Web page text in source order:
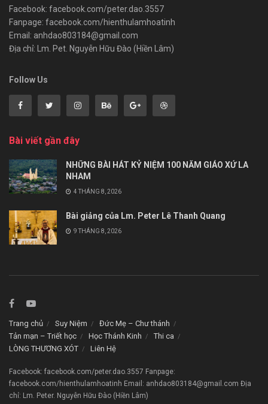
Facebook: facebook.com/peter.dao.3557
Fanpage: facebook.com/hienthulamhoatinh
Email: anhdao803184@gmail.com
Địa chỉ: Lm. Pet. Nguyễn Hữu Đào (Hiền Lâm)
Follow Us
Bài viết gần đây
NHỮNG BÀI HÁT KỶ NIỆM 100 NĂM GIÁO XỨ LA
NHAM
4 THÁNG 8, 2026
Bài giảng của Lm. Peter Lê Thanh Quang
9 THÁNG 8, 2026
Trang chủ Suy Niệm
Đức Mẹ – Chư thánh
Tản mạn – Triết học
Học Thánh Kinh
Thi ca
LÒNG THƯƠNG XÓT
Liên Hệ
Facebook: facebook.com/peter.dao.3557 Fanpage:
facebook.com/hienthulamhoatinh Email: anhdao803184@gmail.com Địa
chỉ: Lm. Peter. Nguyễn Hữu Đào (Hiền Lâm)